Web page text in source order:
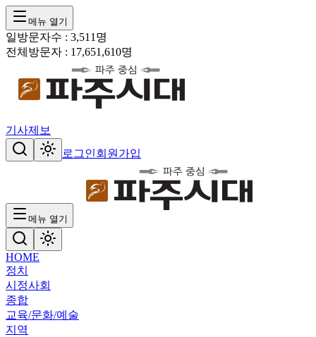
메뉴 열기
일방문자수 : 3,511 명
전체방문자 : 17,651,610명
기사제보
로그인회원가입
메뉴 열기
HOME
정치
시정사회
종합
교육/문화/예술
지역